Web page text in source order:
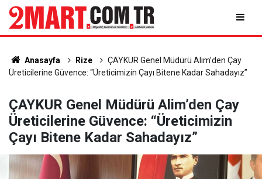
Anasayfa Rize
ÇAYKUR Genel Müdürü Alim’den Çay
Üreticilerine Güvence: “Üreticimizin Çayı Bitene Kadar Sahadayız”
ÇAYKUR Genel Müdürü Alim’den Çay
Üreticilerine Güvence: “Üreticimizin
Çayı Bitene Kadar Sahadayız”